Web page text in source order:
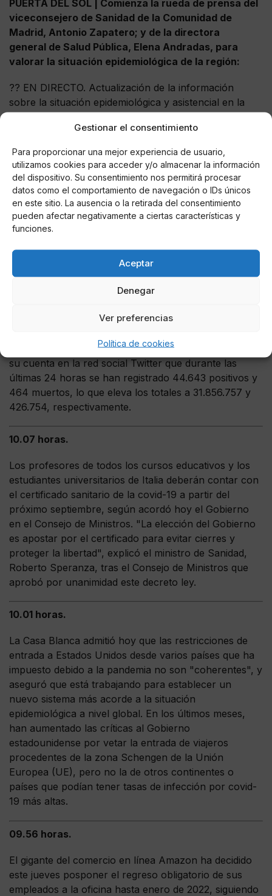
Gestionar el consentimiento
Para proporcionar una mejor experiencia de usuario,
utilizamos cookies para acceder y/o almacenar la información
del dispositivo. Su consentimiento nos permitirá procesar
datos como el comportamiento de navegación o IDs únicos
en este sitio. La ausencia o la retirada del consentimiento
pueden afectar negativamente a ciertas características y
funciones.
Aceptar
Denegar
Ver preferencias
Política de cookies
PUERTA DEL SOL | Comienza la rueda de prensa del
viceconsejero de Sanidad de la Comunidad de
Madrid, Antonio Zapatero; y de la directora
general de Salud Pública, Elena Andradas, para
valorar la situación epidemiológica de la región:
?? EN DIRECTO. Actualización de la información
sobre la situación epidemiológica y asistencial en la
región por coronavirus.https://t.co/4hMhv0NIi4
August 6, 2021
10.30 horas.
Sánchez se reúne con Armengol en Palma de Mallorca
10.20 horas.
Las autoridades de India han confirmado este viernes
cerca de 45 casos y más de 460 muertos por
después de superar la barrera de los 31,8 millones de
indio ha indicado en su balance, publicado a través de
su cuenta en la red social Twitter que durante las
últimas 24 horas se han registrado 44.643 positivos y
464 muertos, lo que eleva los totales a 31.856.757 y
426.754, respectivamente.
10.07 horas.
Los profesores de todos los cursos educativos y los
estudiantes universitarios de Italia deberán contar con
el certificado sanitario de la covid-19 a partir del
próximo septiembre, según acordó hoy el Gobierno
en el Consejo de Ministros. "La elección del Gobierno
es apostar por el certificado para evitar cierres y
proteger la libertad", explicó el ministro de Sanidad,
Roberto Speranza, tras el Consejo de Ministros que
aprobó por unanimidad este decreto ley.
10.01 horas.
La Casa Blanca admitió hoy que las restricciones de
entrada a Estados Unidos desde varios países que ha
impuesto debido a la pandemia no son "coherentes", y
aseguró que está trabajando para establecer un
nuevo sistema más acorde a la situación
epidemiológica a nivel global. En los últimos meses,
han aumentado las críticas al Gobierno
estadounidense por vetar la entrada de viajeros
procedentes de la zona Schengen de la Unión
Europea (UE), pero no la de otros continentes o
países que podían tener tasas de infección por covid-
19 más altas.
09.56 horas.
El gigante del comercio en línea Amazon ha decidido
este jueves posponer el regreso obligatorio de sus
empleados a la oficina hasta enero de 2022, siguiendo